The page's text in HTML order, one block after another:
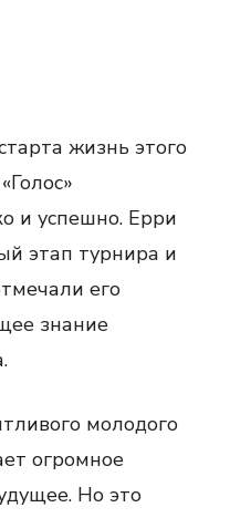
жизнь этого
и успешно. Ерри
этап турнира и
его
знание
молодого
огромное
Но это